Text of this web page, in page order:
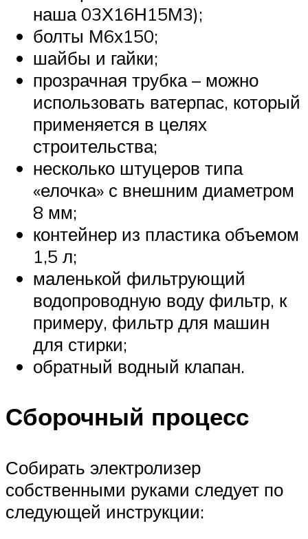
наша 03Х16Н15М3);
болты М6х150;
шайбы и гайки;
прозрачная трубка – можно
использовать ватерпас, который
применяется в целях
строительства;
несколько штуцеров типа
«елочка» с внешним диаметром
8 мм;
контейнер из пластика объемом
1,5 л;
маленькой фильтрующий
водопроводную воду фильтр, к
примеру, фильтр для машин
для стирки;
обратный водный клапан.
Сборочный процесс
Собирать электролизер
собственными руками следует по
следующей инструкции: